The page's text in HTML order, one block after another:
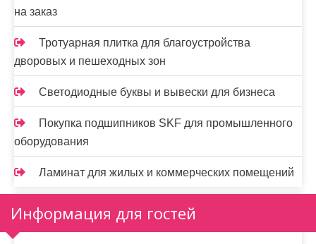
на заказ
Тротуарная плитка для благоустройства
дворовых и пешеходных зон
Светодиодные буквы и вывески для бизнеса
Покупка подшипников SKF для промышленного
оборудования
Ламинат для жилых и коммерческих помещений
Информация для гостей